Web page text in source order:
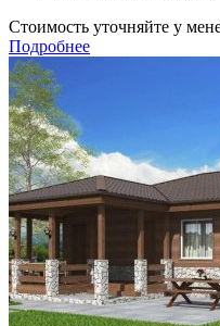
Стоимость уточняйте у
Подробнее